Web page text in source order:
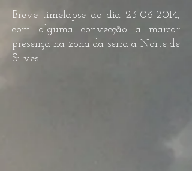
Breve timelapse do dia 23-06-2014,
com alguma convecção a marcar
presença na zona da serra a Norte de
Silves.